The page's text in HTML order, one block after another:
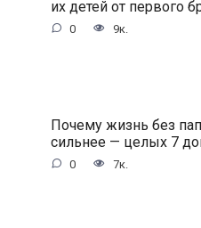
их детей от первого
0 9к.
Почему жизнь без
сильнее — целых 7
0 7к.